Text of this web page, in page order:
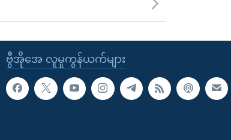
ဗွီအိုအေ လူမှုကွန်ယက်များ